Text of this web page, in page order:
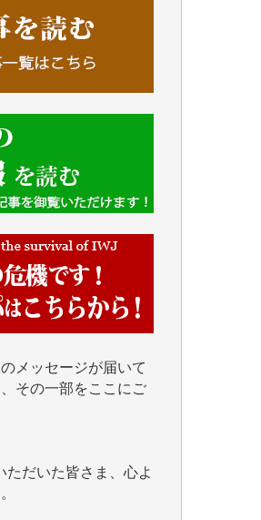
パをいただいた方々
だいた皆さま、心よ